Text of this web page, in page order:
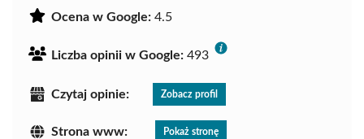
Ocena w Google: 4.5
Liczba opinii w Google: 493
Czytaj opinie: Zobacz profil
Strona www: Pokaż stronę